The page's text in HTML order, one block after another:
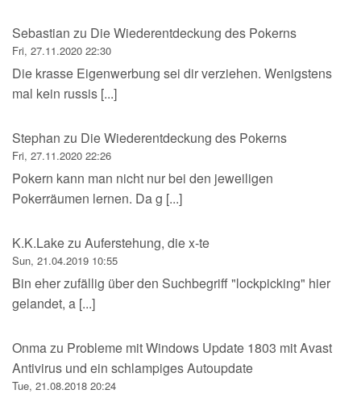
Sebastian zu Die Wiederentdeckung des Pokerns
Fri, 27.11.2020 22:30
Die krasse Eigenwerbung sei dir verziehen. Wenigstens
mal kein russis [...]
Stephan zu Die Wiederentdeckung des Pokerns
Fri, 27.11.2020 22:26
Pokern kann man nicht nur bei den jeweiligen
Pokerräumen lernen. Da g [...]
K.K.Lakezu Auferstehung, die x-te
Sun, 21.04.2019 10:55
Bin eher zufällig über den Suchbegriff "lockpicking" hier
gelandet, a [...]
Onmazu Probleme mit Windows Update 1803 mit Avast
Antivirus und ein schlampiges Autoupdate
Tue, 21.08.2018 20:24